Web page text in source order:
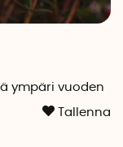
ympäri vuoden
Tallenna